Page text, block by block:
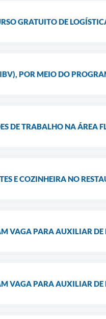
GRATUITO DE
POR MEIO DO
DE TRABALHO NA ÁREA
E COZINHEIRA NO
VAGA PARA AUXILIAR
VAGA PARA AUXILIAR